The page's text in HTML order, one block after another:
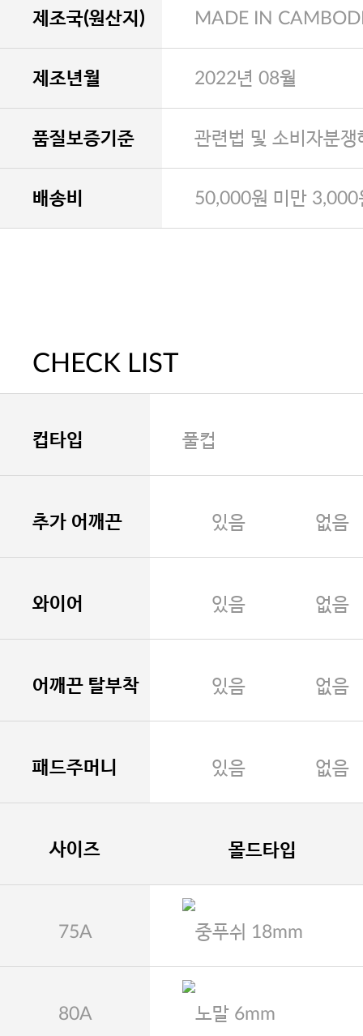
제조국(원산지) MADE IN
제조년월 2022년 08월
품질보증기준 관련법 및 소비자분
배송비 50,000원 미만 3,000
CHECK LIST
컵타입 풀컵
추가 어깨끈 있음 없음
와이어 있음 없음
어깨끈 탈부착 있음 없음
패드주머니 있음 없음
사이즈 몰드타입
75A 중푸쉬 18mm
80A 노말 6mm